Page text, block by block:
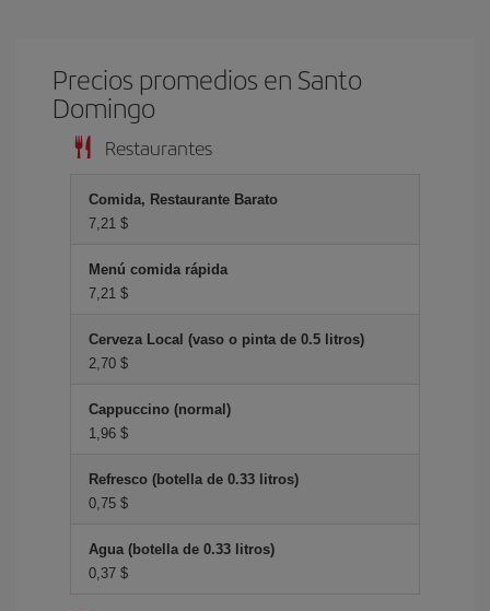
Precios promedios en Santo
Domingo
Restaurantes
Comida, Restaurante Barato
7,21 $
Menú comida rápida
7,21 $
Cerveza Local (vaso o pinta de 0.5 litros)
2,70 $
Cappuccino (normal)
1,96 $
Refresco (botella de 0.33 litros)
0,75 $
Agua (botella de 0.33 litros)
0,37 $